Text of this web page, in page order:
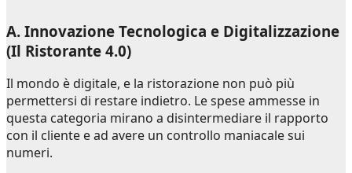
A. Innovazione Tecnologica e Digitalizzazione
(Il Ristorante 4.0)
Il mondo è digitale, e la ristorazione non può più
permettersi di restare indietro. Le spese ammesse in
questa categoria mirano a disintermediare il rapporto
con il cliente e ad avere un controllo maniacale sui
numeri.